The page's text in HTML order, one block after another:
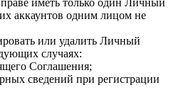
аккаунтов одним лицом не
или удалить Личный
случаях:
Соглашения;
сведений при регистрации